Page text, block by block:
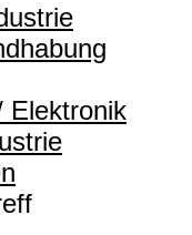
Elektronik